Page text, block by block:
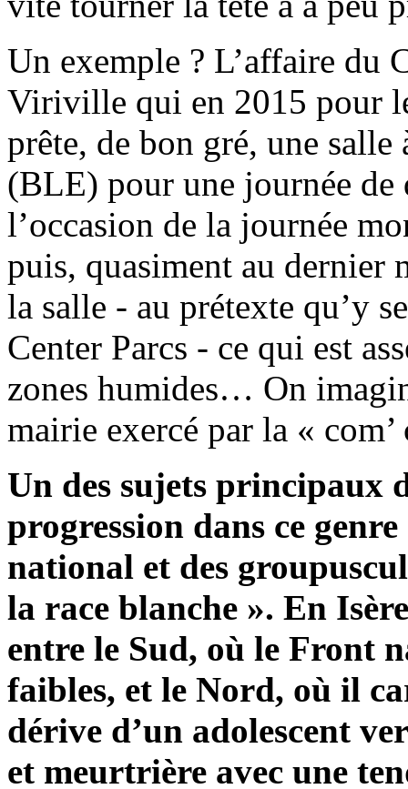
Un exemple ? L’affaire du
Viriville qui en 2015 pour
prête, de bon gré, une
(BLE) pour une journée de
l’occasion de la journée
puis, quasiment au dernier
la salle - au prétexte qu’y
Center Parcs - ce qui est
zones humides… On
mairie exercé par la «
Un des sujets principaux
progression dans ce
national et des
la race blanche ». En
entre le Sud, où le Front
faibles, et le Nord, où il
dérive d’un adolescent
et meurtrière avec une